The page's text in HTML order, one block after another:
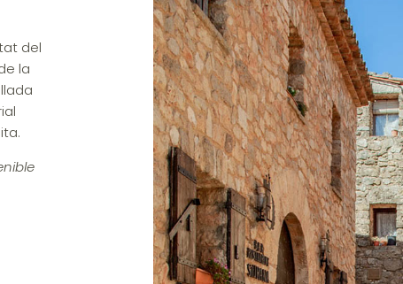
del
la